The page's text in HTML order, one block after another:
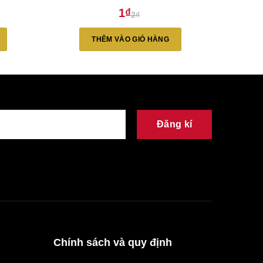
2₫
gốc
là:
1₫
hiện
tại
THÊM VÀO GIỎ HÀNG
Đăng kí
Chính sách và quy định